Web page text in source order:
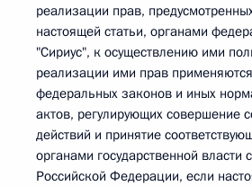
реализации прав,
настоящей статьи, органами
"Сириус", к осуществлению ими
реализации ими прав
федеральных законов и иных
актов, регулирующих совершение
действий и принятие
органами государственной власти
Российской Федерации, если